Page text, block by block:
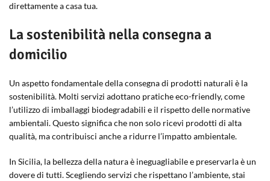
direttamente a casa tua.
La sostenibilità nella consegna a
domicilio
Un aspetto fondamentale della consegna di prodotti naturali è la
sostenibilità. Molti servizi adottano pratiche eco-friendly, come
l’utilizzo di imballaggi biodegradabili e il rispetto delle normative
ambientali. Questo significa che non solo ricevi prodotti di alta
qualità, ma contribuisci anche a ridurre l’impatto ambientale.
In Sicilia, la bellezza della natura è ineguagliabile e preservarla è un
dovere di tutti. Scegliendo servizi che rispettano l’ambiente, stai